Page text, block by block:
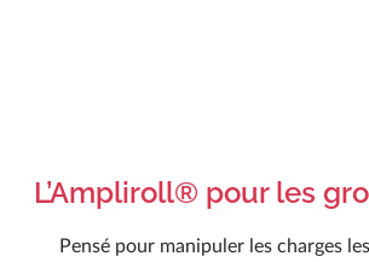
L’Ampliroll® pour les
Pensé pour manipuler les charges